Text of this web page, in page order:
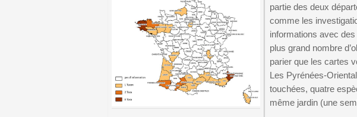
partie des deux
comme les
informations avec des
plus grand nombre
parier que les cartes
Les Pyrénées-
touchées, quatre
même jardin (une